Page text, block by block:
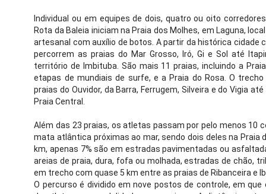
Individual ou em equipes de dois, quatro ou oito
Rota da Baleia iniciam na Praia dos Molhes, em Laguna,
artesanal com auxílio de botos. A partir da histórica cidade
percorrem as praias do Mar Grosso, Iró, Gi e Sol até
território de Imbituba. São mais 11 praias, incluindo a
etapas de mundiais de surfe, e a Praia do Rosa. O
praias do Ouvidor, da Barra, Ferrugem, Silveira e do Vigia
Praia Central.
Além das 23 praias, os atletas passam por pelo menos 10
mata atlântica próximas ao mar, sendo dois deles na Praia
km, apenas 7% são em estradas pavimentadas ou
areias de praia, dura, fofa ou molhada, estradas de chão,
em trecho com quase 5 km entre as praias de Ribanceira e
O percurso é dividido em nove postos de controle, em